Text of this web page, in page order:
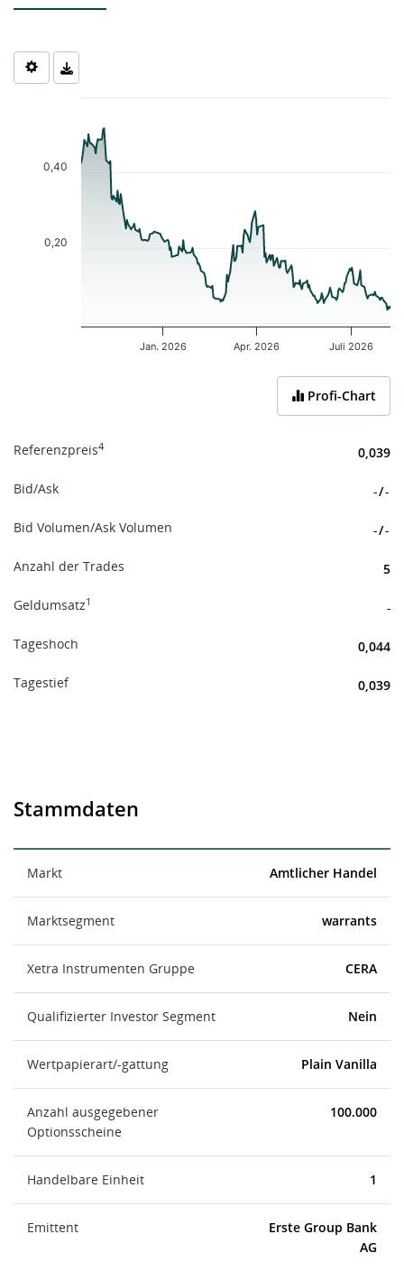
Chart
The chart has 1 X axis displaying Time. Data ranges from 2025-
The chart has 1 Y axis displaying values. Data ranges from
Jan. 2026 Apr. 2026 Juli 2026
0,20
0,40
Profi-Chart
Referenzpreis4 0,039
Bid/Ask -/-
Bid Volumen/Ask Volumen -/-
Anzahl der Trades 5
Geldumsatz1 -
Tageshoch 0,044
Tagestief 0,039
Stammdaten
Markt Amtlicher Handel
Marktsegment warrants
Xetra Instrumenten Gruppe CERA
Qualifizierter Investor Segment Nein
Wertpapierart/-gattung Plain Vanilla
Anzahl ausgegebener
Optionsscheine
100.000
Handelbare Einheit 1
Emittent
Erste Group Bank
AG